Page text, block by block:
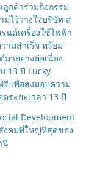
กค้าร่วมกิจกรรม
ไว้วางใจบริษัท ส
นด์เครื่องใช้ไฟฟ้า
ามสำเร็จ พร้อม
าอย่างต่อเนื่อง
13 ปี Lucky
เพื่อส่งมอบความ
ะยะเวลา 13 ปี
Development
งคมที่ใหญ่ที่สุดของ
นี